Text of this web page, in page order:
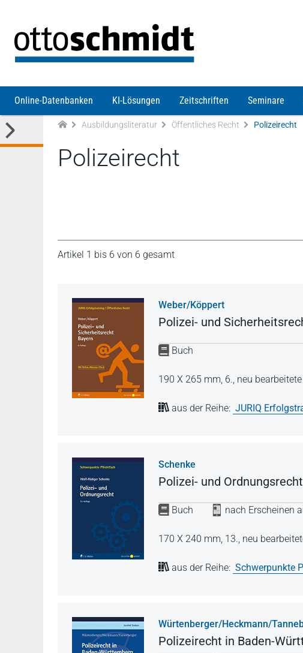
Online-Datenbanken KI-Lösungen Zeitschriften Seminare
Ausbildungsliteratur Öffentliches Recht Polizeirecht
Polizeirecht
Artikel 1 bis 6 von 6 gesamt
Weber/Köppert
Polizei- und
Buch
190 X 265 mm, 6., neu
aus der Reihe: JURIQ
Schenke
Polizei- und Ordnungsrecht
Buch nach Erscheinen
170 X 240 mm, 13., neu
aus der Reihe: Schwerpunkte
Würtenberger/Heckmann/
Polizeirecht in Baden-